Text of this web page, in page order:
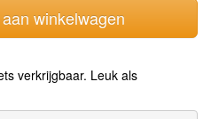
winkelwagen
verkrijgbaar. Leuk als